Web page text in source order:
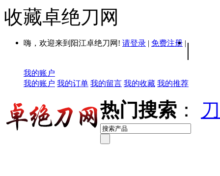
收藏卓绝刀网
嗨，欢迎来到阳江卓绝刀网! 请登录 | 免费注册 | |
我的账户
我的账户 我的订单 我的留言 我的收藏 我的推荐
热门搜索 ：